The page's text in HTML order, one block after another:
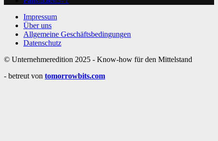
Impressum
Über uns
Allgemeine Geschäftsbedingungen
Datenschutz
© Unternehmeredition 2025 - Know-how für den Mittelstand
- betreut von tomorrowbits.com